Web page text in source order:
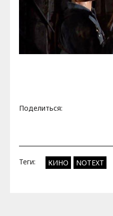
Поделиться:
Теги: КИНО NOTEXT